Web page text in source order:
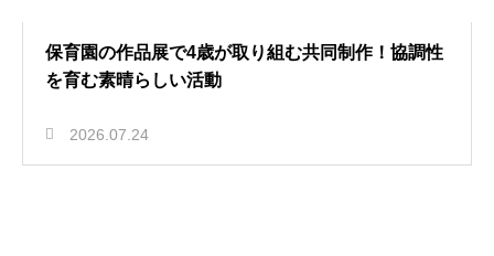
保育園の作品展で4歳が取り組む共同制作！協調性
を育む素晴らしい活動
2026.07.24